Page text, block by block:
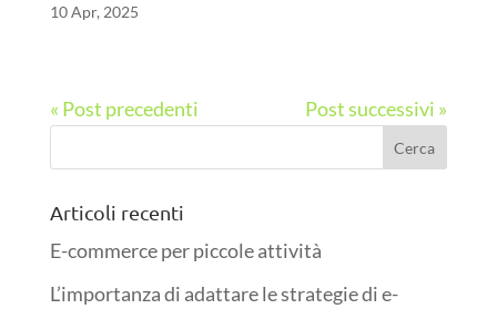
10 Apr, 2025
« Post precedenti Post successivi »
Articoli recenti
E-commerce per piccole attività
L’importanza di adattare le strategie di e-